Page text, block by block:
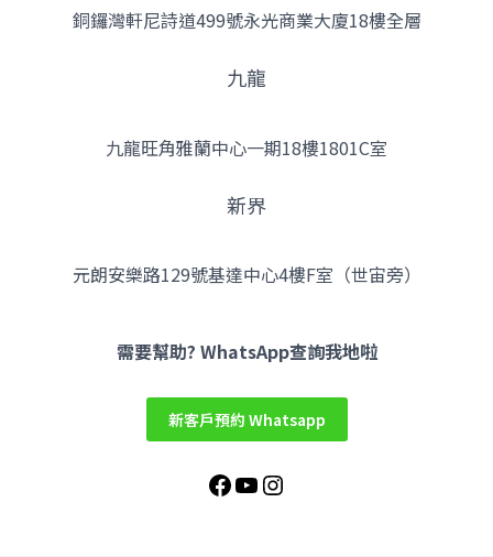
銅鑼灣軒尼詩道499號永光商業大廈18樓全層
九龍
九龍旺角雅蘭中心一期18樓1801C室
新界
元朗安樂路129號基達中心4樓F室（世宙旁）
需要幫助? WhatsApp查詢我地啦
新客戶預約 Whatsapp
Facebook
YouTube
Instagram